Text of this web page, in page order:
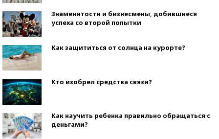
Знаменитости и бизнесмены, добившиеся
успеха со второй попытки
Как защититься от солнца на курорте?
Кто изобрел средства связи?
Как научить ребенка правильно обращаться с
деньгами?